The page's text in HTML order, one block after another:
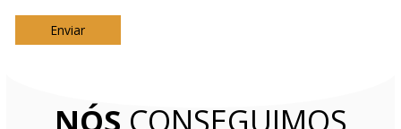
NÓS CONSEGUIMOS